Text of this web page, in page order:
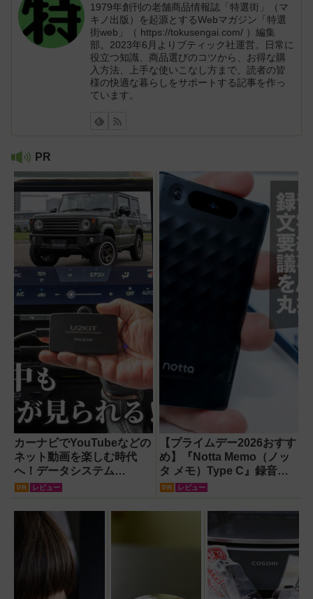
1979年創刊の老舗商品情報誌「特選街」（マ
キノ出版）を起源とするWebマガジン「特選
街web」（ https://tokusengai.com/ ）編集
部。2023年6月よりブティック社運営。日常に
役立つ知識、商品選びのコツから、お得な購
入方法、上手な使いこなし方まで、読者の皆
様の快適な暮らしをサポートする記事を作っ
ています。
PR
カーナビでYouTubeなどの
ネット動画を楽しむ時代
へ！データシステム
『U2KIT』がドライブを変
PR レビュー
【プライムデー2026おすす
め】『Notta Memo（ノッ
タ メモ）Type C』録音か
らAI自動文字起こし・翻
スレコーダー！【議事録作
PR レビュー